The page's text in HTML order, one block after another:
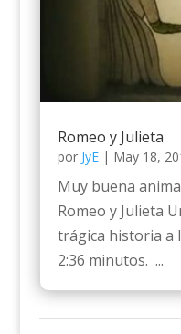
Romeo y Julieta
por JyE| May 18,
Muy buena
Romeo y Julieta
trágica historia a
2:36 minutos. ...